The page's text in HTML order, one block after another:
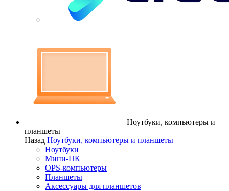
Ноутбуки, компьютеры и
планшеты
Назад Ноутбуки, компьютеры и планшеты
Ноутбуки
Мини-ПК
OPS-компьютеры
Планшеты
Аксессуары для планшетов